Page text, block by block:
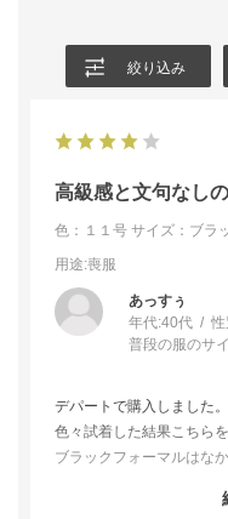
絞り込み
高級感と文句なし
色：１１号 サイズ：ブラ
用途:喪服
あっすぅ
年代:40代
普段の服のサ
デパートで購入しました。
色々試着した結果こちら
ブラックフォーマルはな
生地も100%ポリエステ